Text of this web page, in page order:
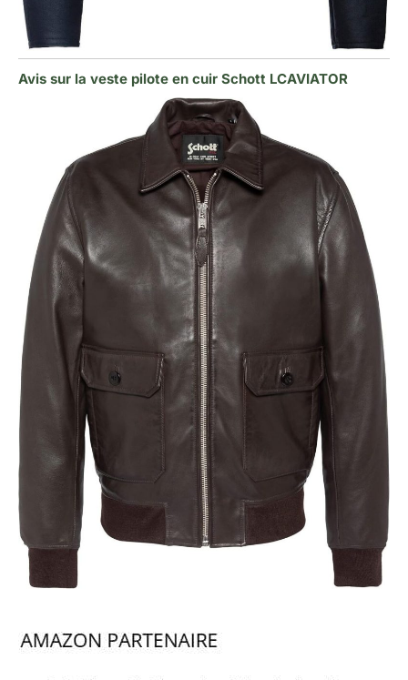
Avis sur la veste pilote en cuir Schott LCAVIATOR